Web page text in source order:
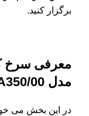
برگزار کنید.
معرفی سرخ
مدل 00
در این بخش می